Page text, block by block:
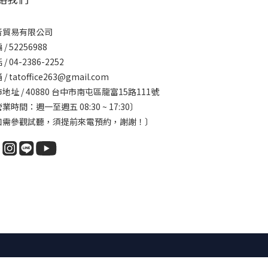
貿易有限公司
/ 52256988
/ 04-2386-2252
/ tatoffice263@gmail.com
地址 / 40880 台中市南屯區龍富15路111號
時間：週一至週五 08:30 ~ 17:30〕
參觀試聽，須提前來電預約，謝謝！〕